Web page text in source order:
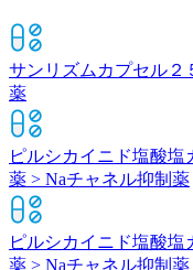
サンリズムカプセル２
薬
ピルシカイニド塩酸塩
薬 > Naチャネル抑制薬
ピルシカイニド塩酸塩
薬 > Naチャネル抑制薬